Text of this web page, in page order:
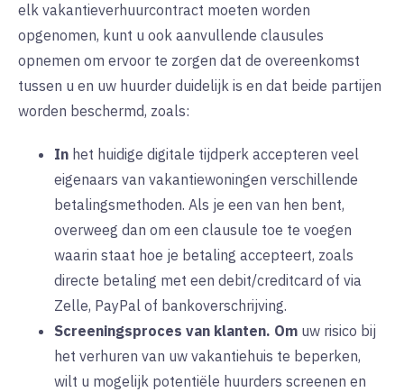
elk vakantieverhuurcontract moeten worden
opgenomen, kunt u ook aanvullende clausules
opnemen om ervoor te zorgen dat de overeenkomst
tussen u en uw huurder duidelijk is en dat beide partijen
worden beschermd, zoals:
In het huidige digitale tijdperk accepteren veel
eigenaars van vakantiewoningen verschillende
betalingsmethoden. Als je een van hen bent,
overweeg dan om een clausule toe te voegen
waarin staat hoe je betaling accepteert, zoals
directe betaling met een debit/creditcard of via
Zelle, PayPal of bankoverschrijving.
Screeningsproces van klanten. Om uw risico bij
het verhuren van uw vakantiehuis te beperken,
wilt u mogelijk potentiële huurders screenen en